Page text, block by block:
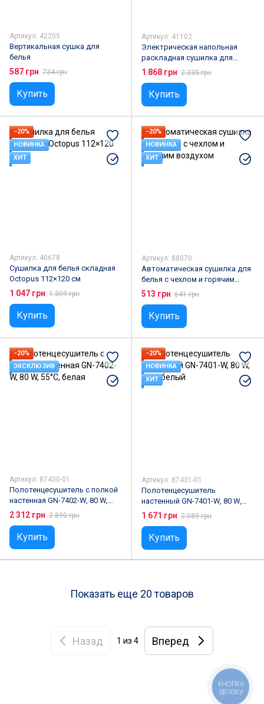
Артикул: 42205
Вертикальная сушка для
белья
587 грн 734 грн
Купить
Артикул: 41102
Электрическая напольная
раскладная сушилка для
белья 230 Вт
1 868 грн 2 335 грн
Купить
−20%
НОВИНКА
ХИТ
Артикул: 40678
Сушилка для белья складная
Octopus 112×120 см
1 047 грн 1 309 грн
Купить
−20%
НОВИНКА
ХИТ
Артикул: 88070
Автоматическая сушилка для
белья с чехлом и горячим
воздухом
513 грн 641 грн
Купить
−20%
ЭКСКЛЮЗИВ
Артикул: 87430-01
Полотенцесушитель с полкой
настенная GN-7402-W, 80 W,
55°C, белая
2 312 грн 2 890 грн
Купить
−20%
НОВИНКА
ХИТ
Артикул: 87431-01
Полотенцесушитель
настенный GN-7401-W, 80 W,
55°C белый
1 671 грн 2 089 грн
Купить
Показать еще 20 товаров
Назад 1 из 4 Вперед
КНОПКА
ЗВ'ЯЗКУ